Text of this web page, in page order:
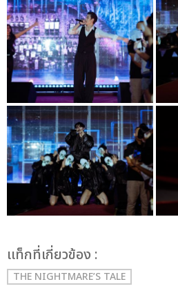
เเท็กที่เกี่ยวข้อง :
THE NIGHTMARE’S TALE